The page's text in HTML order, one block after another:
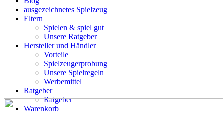
ausgezeichnetes Spielzeug
Eltern
Spielen & spiel gut
Unsere Ratgeber
Hersteller und Händler
Vorteile
Spielzeugerprobung
Unsere Spielregeln
Werbemittel
Ratgeber
Ratgeber
Warenkorb